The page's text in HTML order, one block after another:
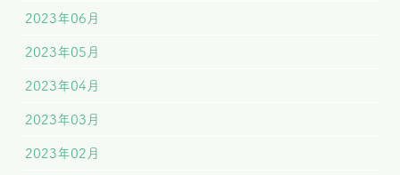
2023年06月
2023年05月
2023年04月
2023年03月
2023年02月